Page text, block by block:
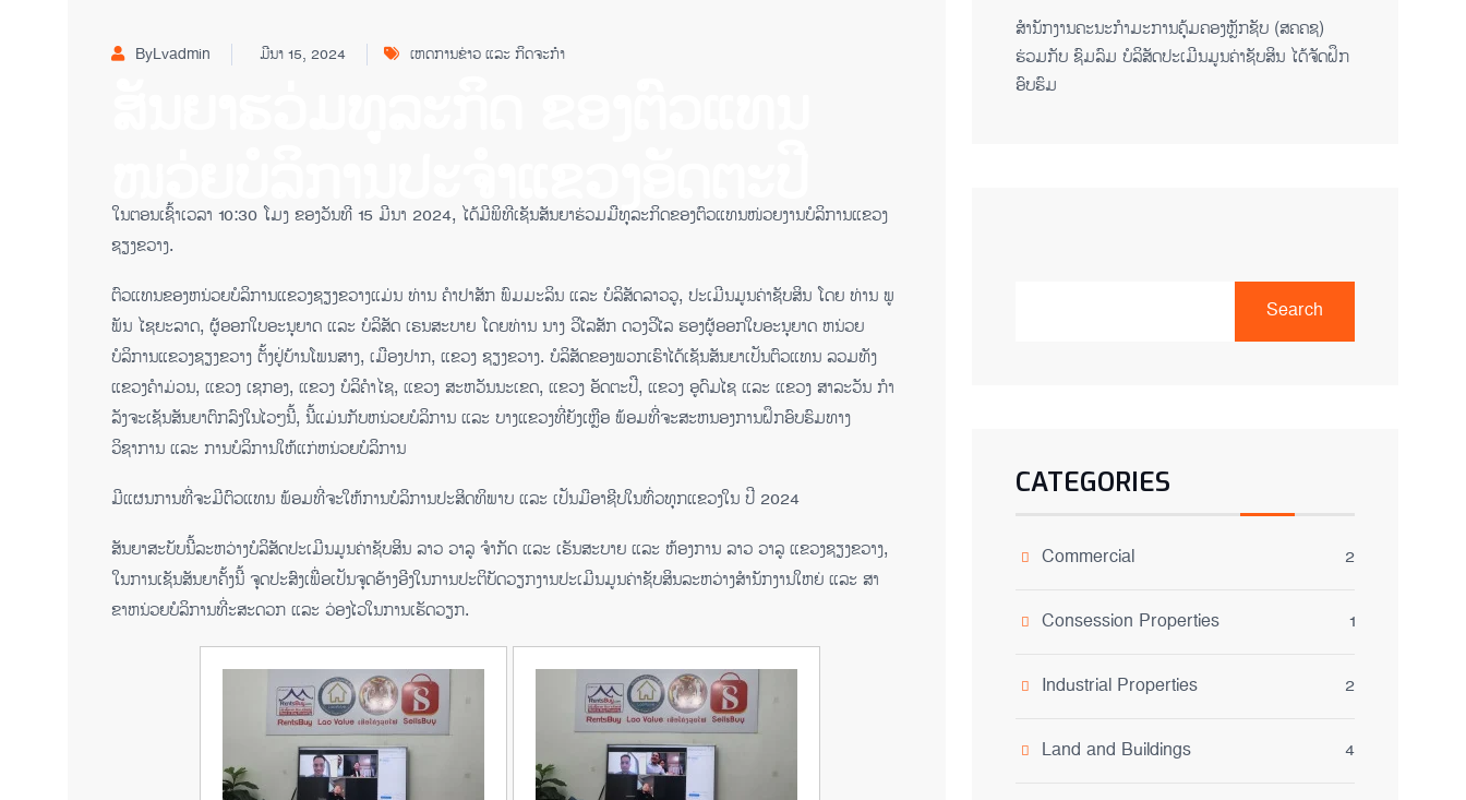
ByLvadmin ມີນາ 15, 2024 ເຫດການຂ່າວ ແລະ ກິດຈະກໍາ
ໜວ່ຍບໍລິການປະ​ຈຳ​ແຂວງອັດຕະປີ
ໃນຕອນເຊົ້າເວລາ 10:30 ໂມງ ຂອງວັນທີ 15 ມີນາ 2024, ໄດ້ມີພິທີເຊັນສັນຍາຮ່ວມມືທຸລະກິດຂອງຕົວແທນໜ່ວຍງານບໍລິການແຂວງ
ຊຽງຂວາງ.
ຕົວແທນຂອງຫນ່ວຍບໍລິການແຂວງຊຽງຂວາງແມ່ນ ທ່ານ ຄໍາປາສັກ ພົມມະລິນ ແລະ ບໍລິສັດລາວວູ, ປະເມີນມູນຄ່າຊັບສິນ ໂດຍ ທ່ານ ພູ
ພັນ ໄຊຍະລາດ, ຜູ້ອອກໃບອະນຸຍາດ ແລະ ບໍລິສັດ ເຣນສະບາຍ ໂດຍທ່ານ ນາງ ວິໄລສັກ ດວງວິໄລ ຮອງຜູ້ອອກໃບອະນຸຍາດ ຫນ່ວຍ
ບໍລິການແຂວງຊຽງຂວາງ ຕັ້ງຢູ່ບ້ານໂພນສາງ, ເມືອງປາກ, ແຂວງ ຊຽງຂວາງ. ບໍລິສັດຂອງພວກເຮົາໄດ້ເຊັນສັນຍາເປັນຕົວແທນ ລວມທັງ
ແຂວງຄໍາມ່ວນ, ແຂວງ ເຊກອງ, ແຂວງ ບໍລິຄໍາໄຊ, ແຂວງ ສະຫວັນນະເຂດ, ແຂວງ ອັດຕະປື, ແຂວງ ອູດົມໄຊ ແລະ ແຂວງ ສາລະວັນ ກໍາ
ລັງຈະເຊັນສັນຍາຕົກລົງໃນໄວໆນີ້, ນີ້ແມ່ນກັບຫນ່ວຍບໍລິການ ແລະ ບາງແຂວງທີ່ຍັງເຫຼືອ ພ້ອມທີ່ຈະສະຫນອງການຝຶກອົບຮົມທາງ
ວິຊາການ ແລະ ການບໍລິການໃຫ້ແກ່ຫນ່ວຍບໍລິການ
ມີແຜນການທີ່ຈະມີຕົວແທນ ພ້ອມທີ່ຈະໃຫ້ການບໍລິການປະສິດທິພາບ ແລະ ເປັນມືອາຊີບໃນທົ່ວທຸກແຂວງໃນ ປີ 2024
ສັນຍາສະບັບນີ້ລະຫວ່າງບໍລິສັດປະເມີນມູນຄ່າຊັບສິນ ລາວ ວາລູ ຈໍາກັດ ແລະ ເຣັນສະບາຍ ແລະ ຫ້ອງການ ລາວ ວາລູ ແຂວງຊຽງຂວາງ,
ໃນການເຊັນສັນຍາຄັ້ງນີ້ ຈຸດປະສົງເພື່ອເປັນຈຸດອ້າງອີງໃນການປະຕິບັດວຽກງານປະເມີນມູນຄ່າຊັບສິນລະຫວ່າງສໍານັກງານໃຫຍ່ ແລະ ສາ
ຂາຫນ່ວຍບໍລິການທີ່ະສະດວກ ແລະ ວ່ອງໄວໃນການເຮັດວຽກ.
ສໍານັກງານຄະນະກໍາມະການຄຸ້ມຄອງຫຼັກຊັບ (ສຄຄຊ)
ຮ່ວມກັບ ຊົມລົມ ບໍລິສັດປະເມີນມູນຄ່າຊັບສິນ ໄດ້ຈັດຝຶກ
ອົບຮົມ
Search
CATEGORIES
Commercial 2
Consession Properties 1
Industrial Properties 2
Land and Buildings 4